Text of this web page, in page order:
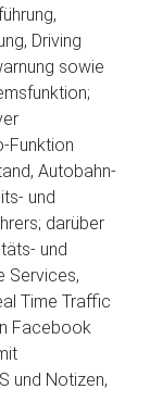
Driving
sowie
Funktion
Autobahn-
und
darüber
und
Services,
Time Traffic
Facebook
und Notizen,